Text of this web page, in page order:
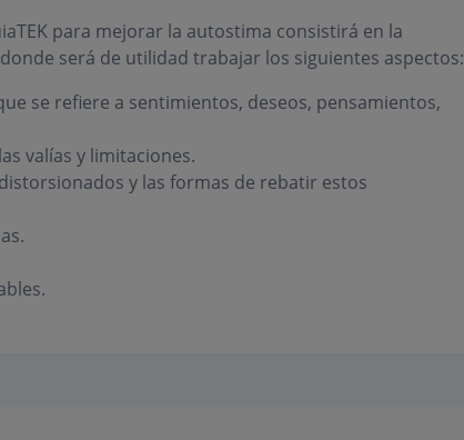
para mejorar la autostima consistirá en la
será de utilidad trabajar los siguientes aspectos:
se refiere a sentimientos, deseos, pensamientos,
valías y limitaciones.
y las formas de rebatir estos